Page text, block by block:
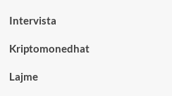
Intervista
Kriptomonedhat
Lajme